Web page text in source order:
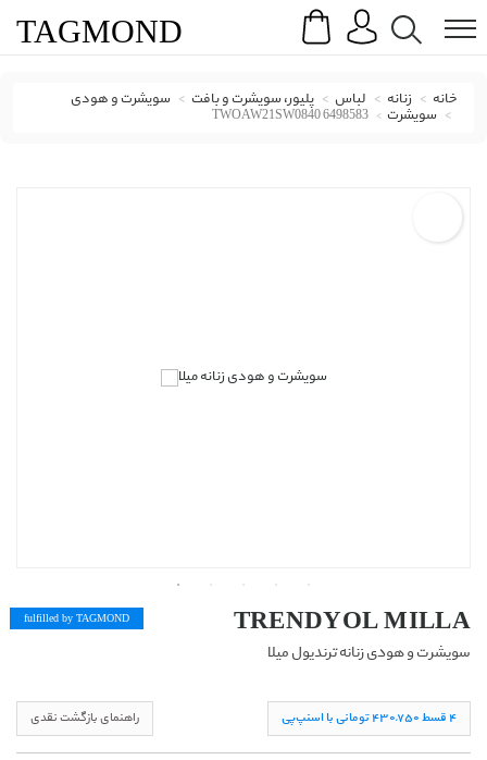
Search
TAGMOND
خانه زنانه لباس پلیور، سویشرت و بافت سویشرت و هودی
سویشرت TWOAW21SW0840 6498583
TRENDYOL MILLA
سویشرت و هودی زنانه ترندیول میلا
fulfilled by TAGMOND
راهنمای بازگشت نقدی ۴ قسط ۴۳۰,۷۵۰ تومانی با اسنپ‌پی